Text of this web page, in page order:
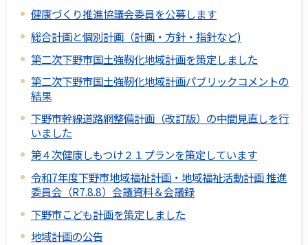
健康づくり推進協議会委員を公募します
総合計画と個別計画（計画・方針・指針など)
第二次下野市国土強靱化地域計画を策定しました
第二次下野市国土強靭化地域計画パブリックコメントの
結果
下野市幹線道路網整備計画（改訂版）の中間見直しを行
いました
第４次健康しもつけ２１プランを策定しています
令和7年度下野市地域福祉計画・地域福祉活動計画 推進
委員会（R7.8.8）会議資料＆会議録
下野市こども計画を策定しました
地域計画の公告